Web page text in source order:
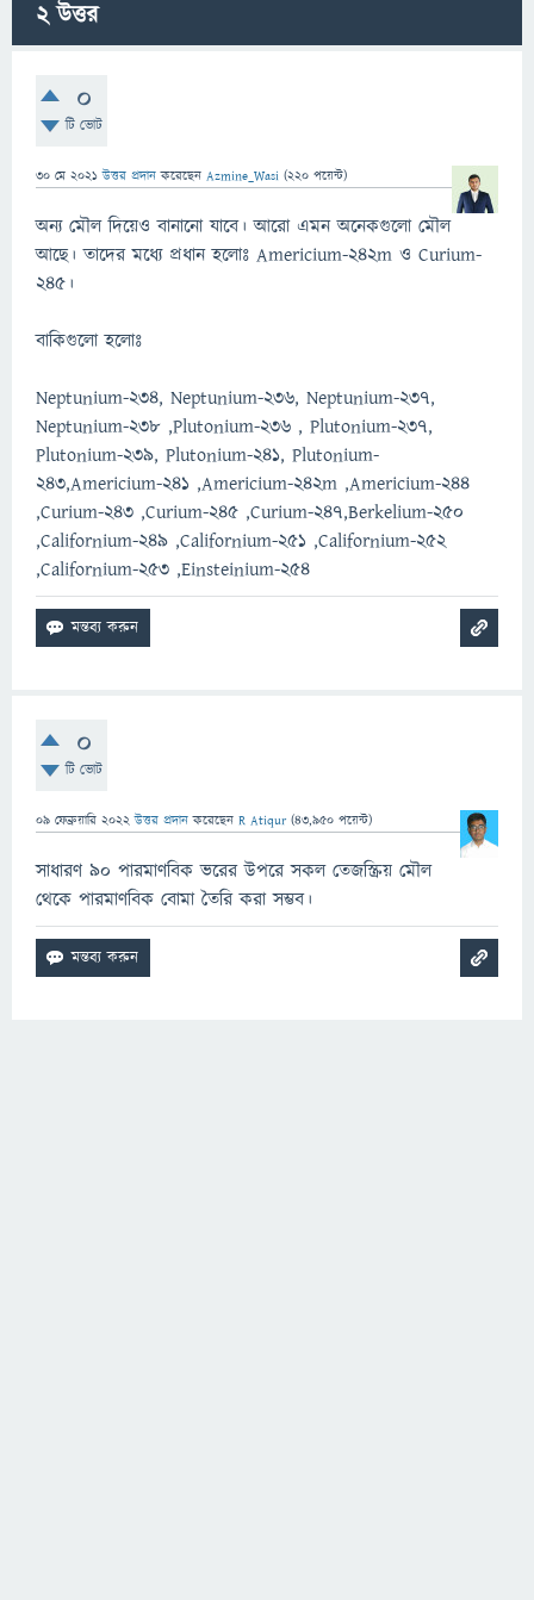
2উত্তর
0
টি ভোট
30 মে 2021 উত্তর প্রদান করেছেন Azmine_Wasi (220 পয়েন্ট)
অন্য মৌল দিয়েও বানানো যাবে। আরো এমন অনেকগুলো মৌল
আছে। তাদের মধ্যে প্রধান হলোঃ Americium-242m ও Curium-
245।
বাকিগুলো হলোঃ
Neptunium-234, Neptunium-236, Neptunium-237,
Neptunium-238 ,Plutonium-236 , Plutonium-237,
Plutonium-239, Plutonium-241, Plutonium-
243,Americium-241 ,Americium-242m ,Americium-244
,Curium-243 ,Curium-245 ,Curium-247,Berkelium-250
,Californium-249 ,Californium-251 ,Californium-252
,Californium-253 ,Einsteinium-254
0
টি ভোট
09 ফেব্রুয়ারি 2022 উত্তর প্রদান করেছেন R Atiqur (43,950 পয়েন্ট)
সাধারণ ৯০ পারমাণবিক ভরের উপরে সকল তেজস্ক্রিয় মৌল
থেকে পারমাণবিক বোমা তৈরি করা সম্ভব।